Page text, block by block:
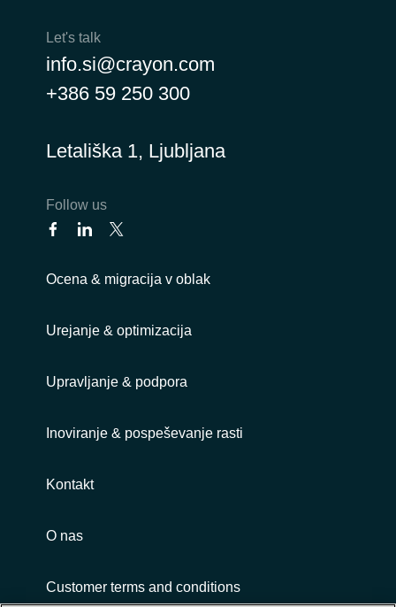
Let's talk
info.si@crayon.com
+386 59 250 300
Letališka 1, Ljubljana
Follow us
Ocena & migracija v oblak
Urejanje & optimizacija
Upravljanje & podpora
Inoviranje & pospeševanje rasti
Kontakt
O nas
Customer terms and conditions